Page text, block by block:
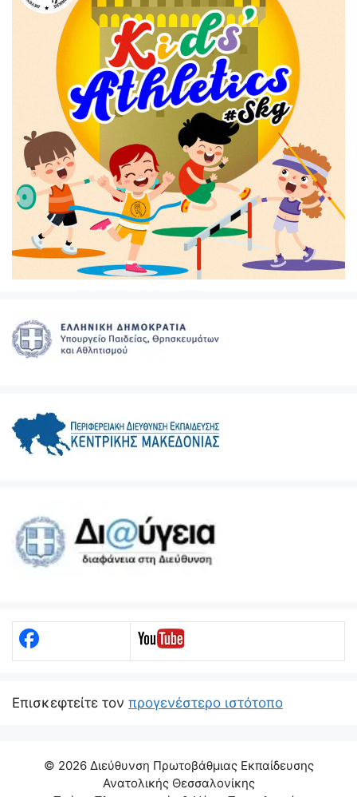
Eπισκεφτείτε τον προγενέστερο ιστότοπο
© 2026 Διεύθυνση Πρωτοβάθμιας Εκπαίδευσης
Ανατολικής Θεσσαλονίκης